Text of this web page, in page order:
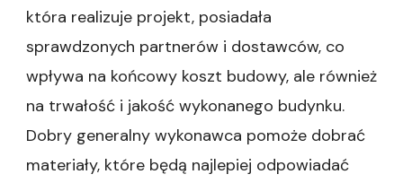
która realizuje projekt, posiadała
sprawdzonych partnerów i dostawców, co
wpływa na końcowy koszt budowy, ale również
na trwałość i jakość wykonanego budynku.
Dobry generalny wykonawca pomoże dobrać
materiały, które będą najlepiej odpowiadać